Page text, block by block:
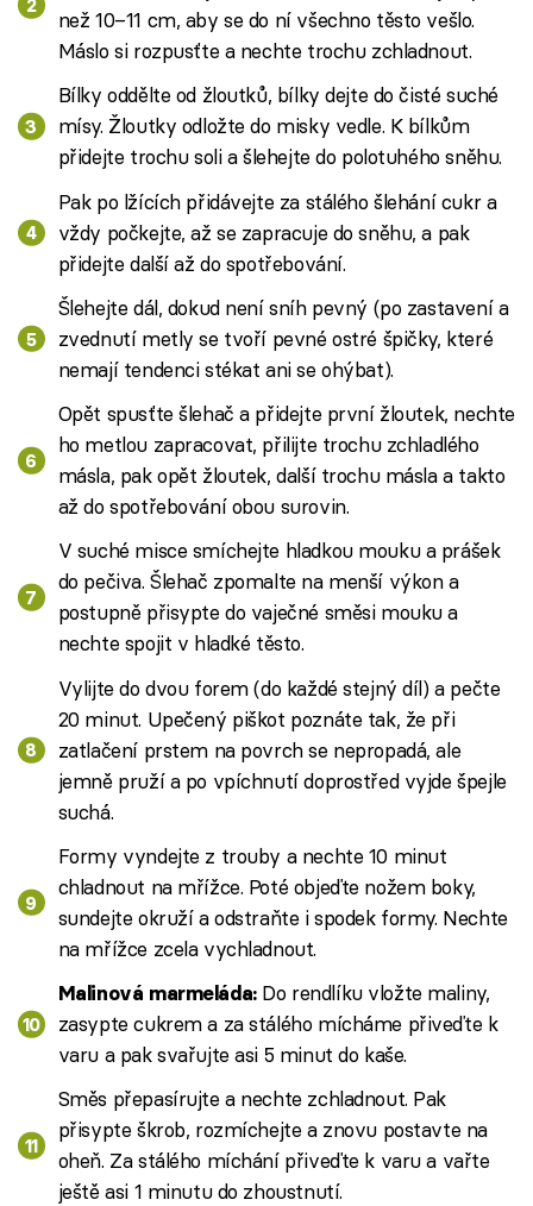
než 10–11 cm, aby se do ní všechno těsto vešlo.
Máslo si rozpusťte a nechte trochu zchladnout.
Bílky oddělte od žloutků, bílky dejte do čisté suché
mísy. Žloutky odložte do misky vedle. K bílkům
přidejte trochu soli a šlehejte do polotuhého sněhu.
Pak po lžících přidávejte za stálého šlehání cukr a
vždy počkejte, až se zapracuje do sněhu, a pak
přidejte další až do spotřebování.
Šlehejte dál, dokud není sníh pevný (po zastavení a
zvednutí metly se tvoří pevné ostré špičky, které
nemají tendenci stékat ani se ohýbat).
Opět spusťte šlehač a přidejte první žloutek, nechte
ho metlou zapracovat, přilijte trochu zchladlého
másla, pak opět žloutek, další trochu másla a takto
až do spotřebování obou surovin.
V suché misce smíchejte hladkou mouku a prášek
do pečiva. Šlehač zpomalte na menší výkon a
postupně přisypte do vaječné směsi mouku a
nechte spojit v hladké těsto.
Vylijte do dvou forem (do každé stejný díl) a pečte
20 minut. Upečený piškot poznáte tak, že při
zatlačení prstem na povrch se nepropadá, ale
jemně pruží a po vpíchnutí doprostřed vyjde špejle
suchá.
Formy vyndejte z trouby a nechte 10 minut
chladnout na mřížce. Poté objeďte nožem boky,
sundejte okruží a odstraňte i spodek formy. Nechte
na mřížce zcela vychladnout.
Malinová marmeláda:Do rendlíku vložte maliny,
zasypte cukrem a za stálého mícháme přiveďte k
varu a pak svařujte asi 5 minut do kaše.
Směs přepasírujte a nechte zchladnout. Pak
přisypte škrob, rozmíchejte a znovu postavte na
oheň. Za stálého míchání přiveďte k varu a vařte
ještě asi 1 minutu do zhoustnutí.